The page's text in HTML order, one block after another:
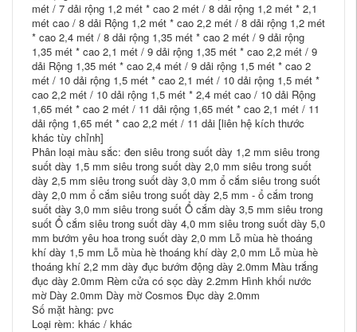
mét / 7 dải rộng 1,2 mét * cao 2 mét / 8 dải rộng 1,2 mét * 2,1
mét cao / 8 dải Rộng 1,2 mét * cao 2,2 mét / 8 dải rộng 1,2 mét
* cao 2,4 mét / 8 dải rộng 1,35 mét * cao 2 mét / 9 dải rộng
1,35 mét * cao 2,1 mét / 9 dải rộng 1,35 mét * cao 2,2 mét / 9
dải Rộng 1,35 mét * cao 2,4 mét / 9 dải rộng 1,5 mét * cao 2
mét / 10 dải rộng 1,5 mét * cao 2,1 mét / 10 dải rộng 1,5 mét *
cao 2,2 mét / 10 dải rộng 1,5 mét * 2,4 mét cao / 10 dải Rộng
1,65 mét * cao 2 mét / 11 dải rộng 1,65 mét * cao 2,1 mét / 11
dải rộng 1,65 mét * cao 2,2 mét / 11 dải [liên hệ kích thước
khác tùy chỉnh]
Phân loại màu sắc: đen siêu trong suốt dày 1,2 mm siêu trong
suốt dày 1,5 mm siêu trong suốt dày 2,0 mm siêu trong suốt
dày 2,5 mm siêu trong suốt dày 3,0 mm ổ cắm siêu trong suốt
dày 2,0 mm ổ cắm siêu trong suốt dày 2,5 mm - ổ cắm trong
suốt dày 3,0 mm siêu trong suốt Ổ cắm dày 3,5 mm siêu trong
suốt Ổ cắm siêu trong suốt dày 4,0 mm siêu trong suốt dày 5,0
mm bướm yêu hoa trong suốt dày 2,0 mm Lỗ mùa hè thoáng
khí dày 1,5 mm Lỗ mùa hè thoáng khí dày 2,0 mm Lỗ mùa hè
thoáng khí 2,2 mm dày đục bướm động dày 2.0mm Màu trắng
đục dày 2.0mm Rèm cửa có sọc dày 2.2mm Hình khối nước
mờ Dày 2.0mm Dày mờ Cosmos Đục dày 2.0mm
Số mặt hàng: pvc
Loại rèm: khác / khác